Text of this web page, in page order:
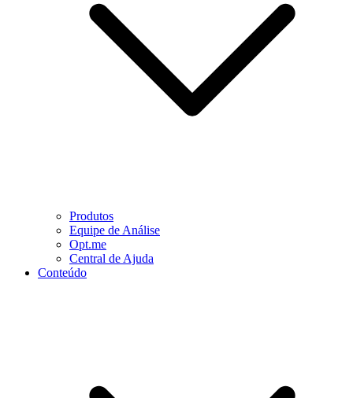
Produtos
Equipe de Análise
Opt.me
Central de Ajuda
Conteúdo